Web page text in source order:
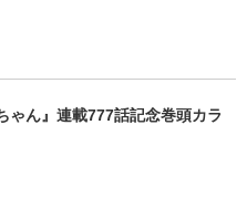
ゃん』連載777話記念巻頭カラ